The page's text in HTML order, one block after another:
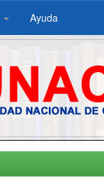
Ayuda